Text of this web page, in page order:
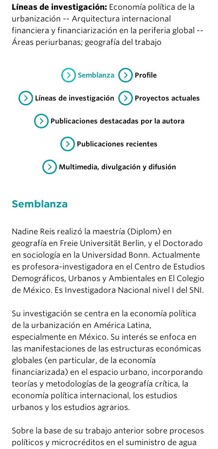
Líneas de investigación: Economía política de la
urbanización -- Arquitectura internacional
financiera y financiarización en la periferia global --
Áreas periurbanas; geografía del trabajo
Semblanza Profile
Líneas de investigación Proyectos actuales
Publicaciones destacadas por la autora
Publicaciones recientes
Multimedia, divulgación y difusión
Semblanza
Nadine Reis realizó la maestría (Diplom) en
geografía en Freie Universität Berlin, y el Doctorado
en sociología en la Universidad Bonn. Actualmente
es profesora-investigadora en el Centro de Estudios
Demográficos, Urbanos y Ambientales en El Colegio
de México. Es Investigadora Nacional nivel I del SNI.
Su investigación se centra en la economía política
de la urbanización en América Latina,
especialmente en México. Su interés se enfoca en
las manifestaciones de las estructuras económicas
globales (en particular, de la economía
financiarizada) en el espacio urbano, incorporando
teorías y metodologías de la geografía crítica, la
economía política internacional, los estudios
urbanos y los estudios agrarios.
Sobre la base de su trabajo anterior sobre procesos
políticos y microcréditos en el suministro de agua